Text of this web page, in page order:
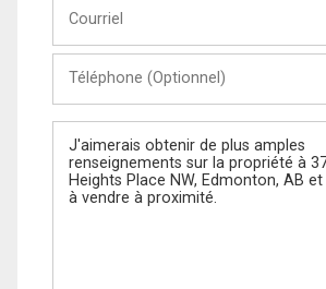
(Optionnel)
Message